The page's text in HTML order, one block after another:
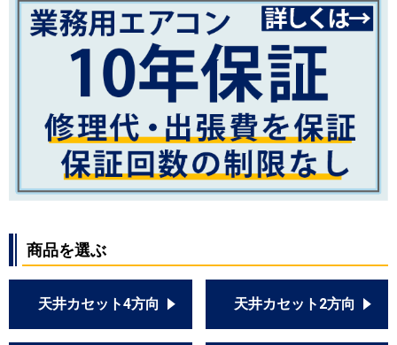
商品を選ぶ
天井カセット4方向 天井カセット2方向